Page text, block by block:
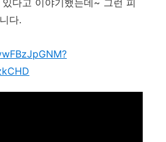
다고 이야기했는데~ 그런 피
다.